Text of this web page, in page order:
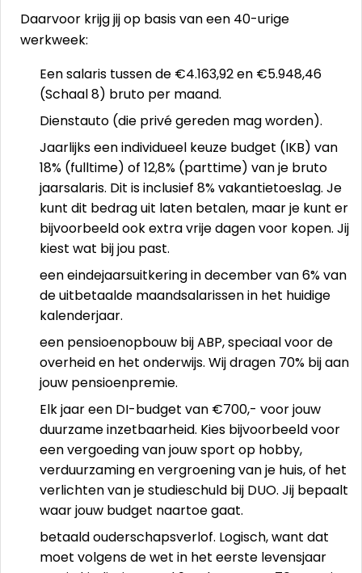
Daarvoor krijg jij op basis van een 40-urige
werkweek:
Een salaris tussen de €4.163,92 en €5.948,46
(Schaal 8) bruto per maand.
Dienstauto (die privé gereden mag worden).
Jaarlijks een individueel keuze budget (IKB) van
18% (fulltime) of 12,8% (parttime) van je bruto
jaarsalaris. Dit is inclusief 8% vakantietoeslag. Je
kunt dit bedrag uit laten betalen, maar je kunt er
bijvoorbeeld ook extra vrije dagen voor kopen. Jij
kiest wat bij jou past.
een eindejaarsuitkering in december van 6% van
de uitbetaalde maandsalarissen in het huidige
kalenderjaar.
een pensioenopbouw bij ABP, speciaal voor de
overheid en het onderwijs. Wij dragen 70% bij aan
jouw pensioenpremie.
Elk jaar een DI-budget van €700,- voor jouw
duurzame inzetbaarheid. Kies bijvoorbeeld voor
een vergoeding van jouw sport op hobby,
verduurzaming en vergroening van je huis, of het
verlichten van je studieschuld bij DUO. Jij bepaalt
waar jouw budget naartoe gaat.
betaald ouderschapsverlof. Logisch, want dat
moet volgens de wet in het eerste levensjaar